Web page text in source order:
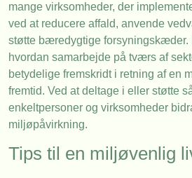
mange virksomheder, der
ved at reducere affald, anvende
støtte bæredygtige forsyningskæder.
hvordan samarbejde på tværs af
betydelige fremskridt i retning af en
fremtid. Ved at deltage i eller støtte
enkeltpersoner og virksomheder
miljøpåvirkning.
Tips til en miljøvenlig